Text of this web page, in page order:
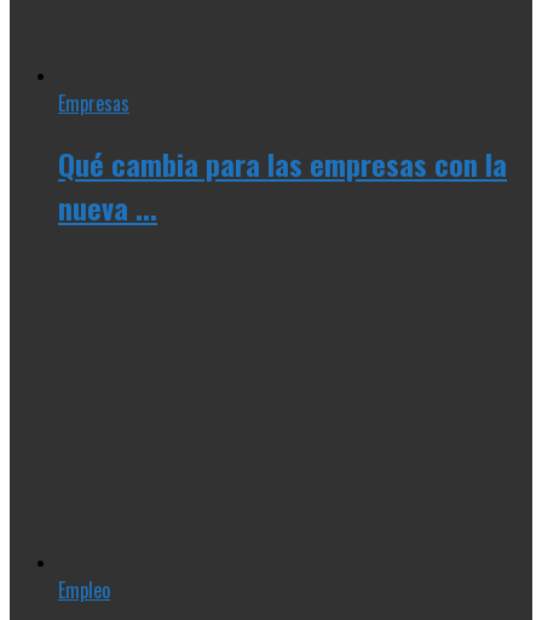
Empresas
Qué cambia para las empresas con la
nueva ...
Empleo